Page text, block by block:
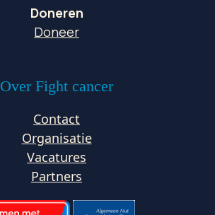
Doneren
Doneer
Over Fight cancer
Contact
Organisatie
Vacatures
Partners